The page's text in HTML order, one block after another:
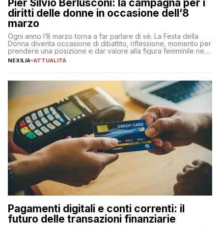
Pier Silvio Berlusconi: la campagna per i
diritti delle donne in occasione dell’8
marzo
Ogni anno l’8 marzo torna a far parlare di sé. La Festa della
Donna diventa occasione di dibattito, riflessione, momento per
prendere una posizione e dar valore alla figura femminile nella
sua complessità e crucialità. A lanciare un messaggio “forte e
NEXILIA-ATTUALITÀ
Pagamenti digitali e conti correnti: il
futuro delle transazioni finanziarie